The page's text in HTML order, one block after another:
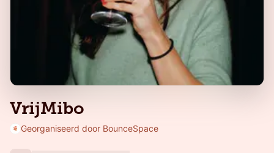
VrijMibo
Georganiseerd door BounceSpace